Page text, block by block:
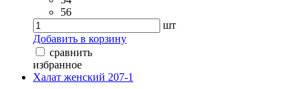
56
шт
Добавить в корзину
сравнить
избранное
Халат женский 207-1